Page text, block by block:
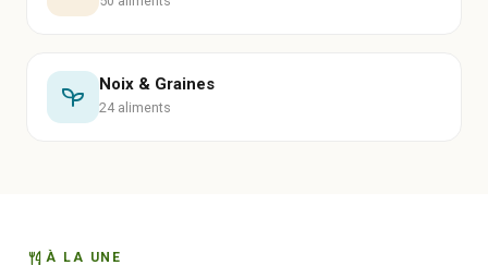
Noix & Graines
24 aliments
À LA UNE